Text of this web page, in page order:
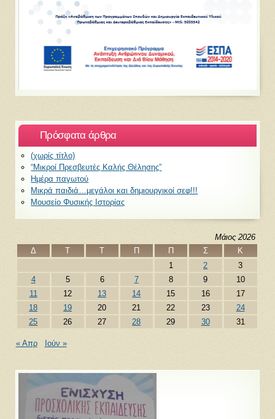
Πρόσφατα άρθρα
(χωρίς τίτλο)
“Μικροί Πρεσβευτές Καλής Θέλησης”
Ημέρα παγωτού
Μικρά παιδιά…μεγάλοι και δημιουργικοί σεφ!!!
Μουσείο Φυσικής Ιστορίας
Μάιος 2026
Δ
Τ Τ Π Π Σ
Κ
1
2
3
4
5 6 7 8 9
10
11
12 13 14 15 16
17
18
19 20 21 22 23
24
25
26 27 28 29 30 31
« Απρ Ιούν »